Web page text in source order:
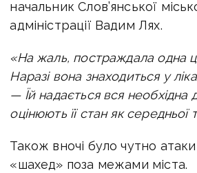
начальник Слов’янської
адміністрації Вадим Лях.
«На жаль, постраждала одна
Наразі вона знаходиться у
— Їй надається вся необхідна
оцінюють її стан як середньої
Також вночі було чутно
«шахед» поза межами міста.